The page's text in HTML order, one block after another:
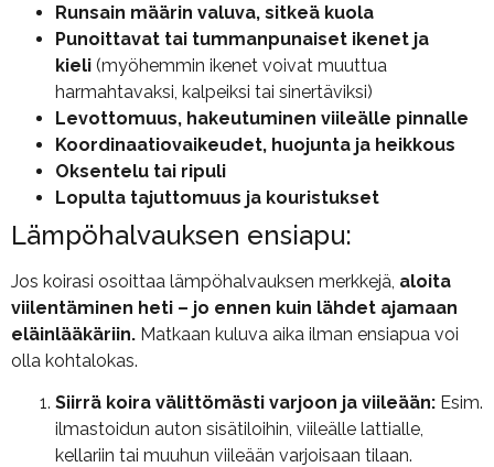
Runsain määrin valuva, sitkeä kuola
Punoittavat tai tummanpunaiset ikenet ja
kieli (myöhemmin ikenet voivat muuttua
harmahtavaksi, kalpeiksi tai sinertäviksi)
Levottomuus, hakeutuminen viileälle pinnalle
Koordinaatiovaikeudet, huojunta ja heikkous
Oksentelu tai ripuli
Lopulta tajuttomuus ja kouristukset
Lämpöhalvauksen ensiapu:
Jos koirasi osoittaa lämpöhalvauksen merkkejä, aloita
viilentäminen heti – jo ennen kuin lähdet ajamaan
eläinlääkäriin. Matkaan kuluva aika ilman ensiapua voi
olla kohtalokas.
Siirrä koira välittömästi varjoon ja viileään: Esim.
ilmastoidun auton sisätiloihin, viileälle lattialle,
kellariin tai muuhun viileään varjoisaan tilaan.